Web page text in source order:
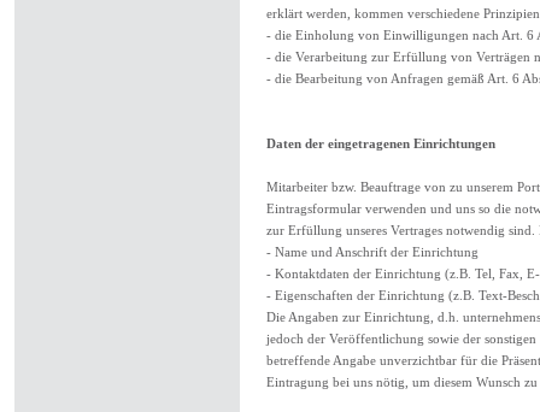
erklärt werden, kommen verschiedene
- die Einholung von Einwilligungen nach Art. 6
- die Verarbeitung zur Erfüllung von Verträgen
- die Bearbeitung von Anfragen gemäß Art. 6
Daten der eingetragenen Einrichtungen
Mitarbeiter bzw. Beauftrage von zu unserem
Eintragsformular verwenden und uns so die
zur Erfüllung unseres Vertrages notwendig
- Name und Anschrift der Einrichtung
- Kontaktdaten der Einrichtung (z.B. Tel, Fax,
- Eigenschaften der Einrichtung (z.B. Text-
Die Angaben zur Einrichtung, d.h.
jedoch der Veröffentlichung sowie der
betreffende Angabe unverzichtbar für die
Eintragung bei uns nötig, um diesem Wunsch zu